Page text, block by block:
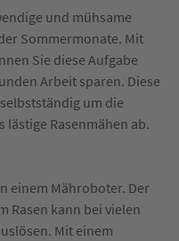
und mühsame
Sommermonate. Mit
Sie diese Aufgabe
Arbeit sparen. Diese
um die
lästige Rasenmähen ab.
einem Mähroboter. Der
Rasen kann bei vielen
Mit einem